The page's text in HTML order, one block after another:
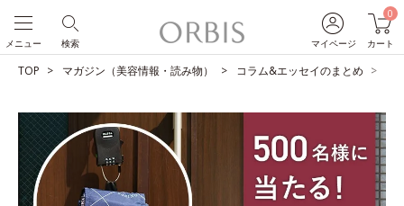
マイページ
0
カート
検索
メニュー
TOP マガジン（美容情報・読み物） コラム&エッセイのまとめ